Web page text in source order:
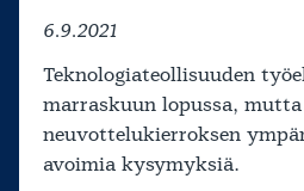
6.9.2021
Teknologiateollisuuden
marraskuun lopussa, mutta
neuvottelukierroksen
avoimia kysymyksiä.